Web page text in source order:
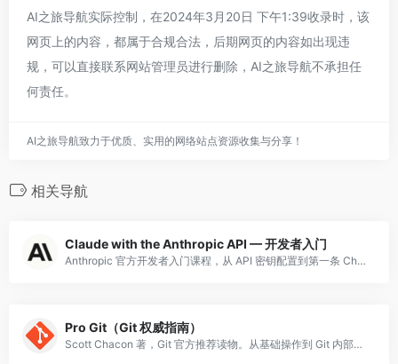
AI之旅导航实际控制，在2024年3月20日 下午1:39收录时，该
网页上的内容，都属于合规合法，后期网页的内容如出现违
规，可以直接联系网站管理员进行删除，AI之旅导航不承担任
何责任。
AI之旅导航致力于优质、实用的网络站点资源收集与分享！
相关导航
Claude with the Anthropic API — 开发者入门
Anthropic 官方开发者入门课程，从 API 密钥配置到第一条 Chat Completion 请求，涵盖消息格式、角色设置、参数调优。推荐作为 Anthropic 开发者学习路线的第一站。
Pro Git（Git 权威指南）
Scott Chacon 著，Git 官方推荐读物。从基础操作到 Git 内部原理，免费开源。